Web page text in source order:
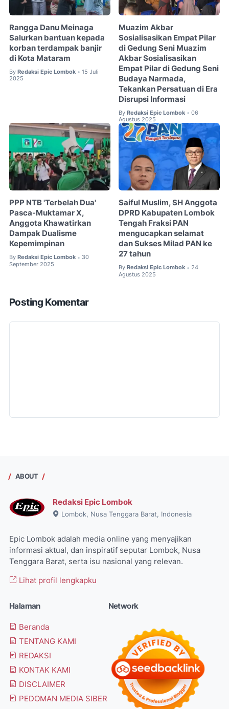
Rangga Danu Meinaga
Salurkan bantuan kepada
korban terdampak banjir
di Kota Mataram
By Redaksi Epic Lombok • 15 Juli
2025
Muazim Akbar
Sosialisasikan Empat Pilar
di Gedung Seni Muazim
Akbar Sosialisasikan
Empat Pilar di Gedung Seni
Budaya Narmada,
Tekankan Persatuan di Era
Disrupsi Informasi
By Redaksi Epic Lombok • 06
Agustus 2025
PPP NTB 'Terbelah Dua'
Pasca-Muktamar X,
Anggota Khawatirkan
Dampak Dualisme
Kepemimpinan
By Redaksi Epic Lombok • 30
September 2025
Saiful Muslim, SH Anggota
DPRD Kabupaten Lombok
Tengah Fraksi PAN
mengucapkan selamat
dan Sukses Milad PAN ke
27 tahun
By Redaksi Epic Lombok • 24
Agustus 2025
Posting Komentar
ABOUT
Redaksi Epic Lombok
Lombok, Nusa Tenggara Barat, Indonesia
Epic Lombok adalah media online yang menyajikan
informasi aktual, dan inspiratif seputar Lombok, Nusa
Tenggara Barat, serta isu nasional yang relevan.
Lihat profil lengkapku
Halaman
Beranda
TENTANG KAMI
REDAKSI
KONTAK KAMI
DISCLAIMER
PEDOMAN MEDIA SIBER
Network